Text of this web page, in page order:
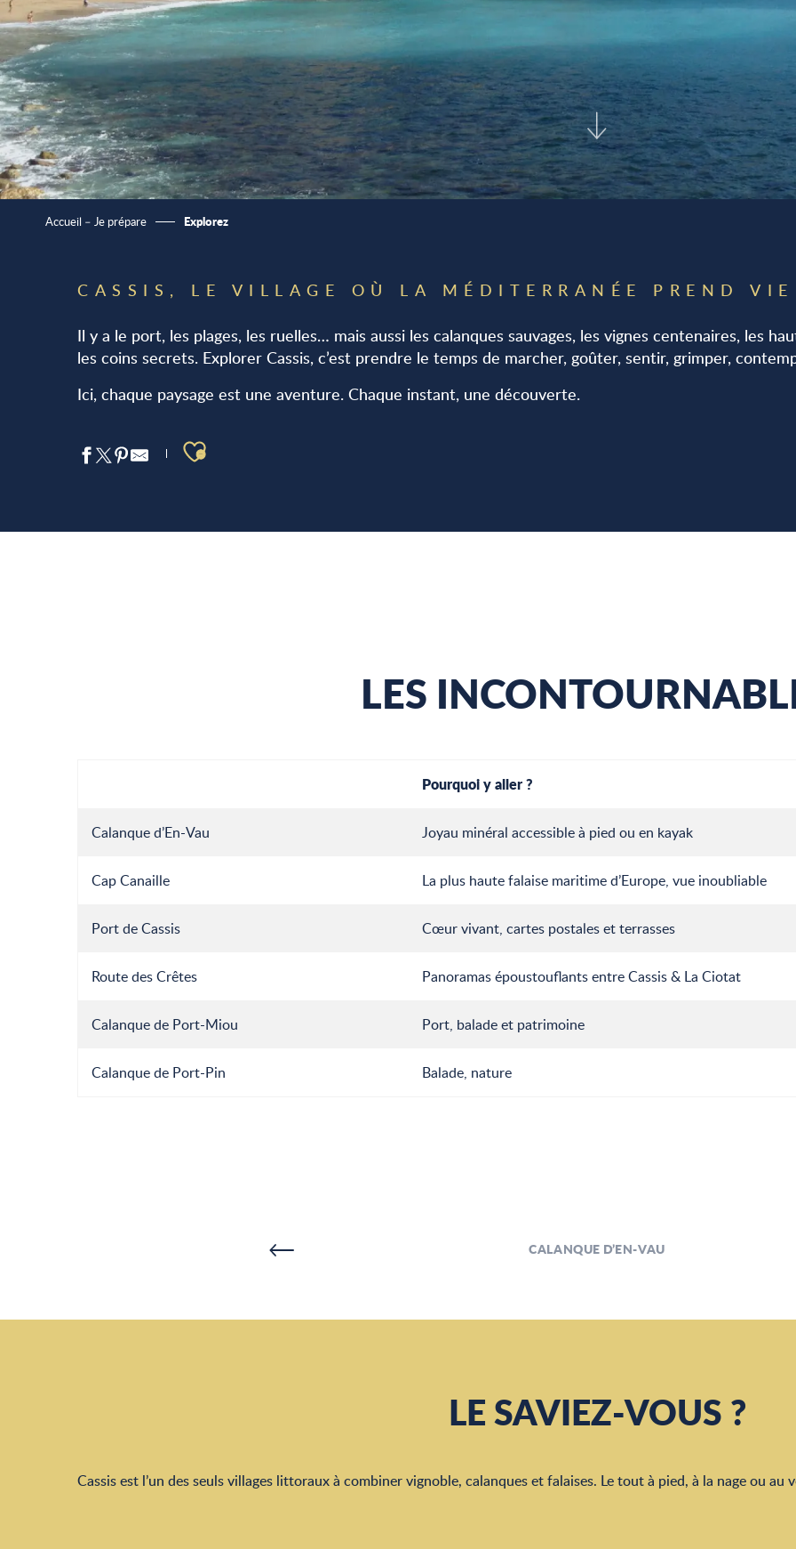
Accueil – Je prépare Explorez
CASSIS, LE VILLAGE OÙ LA MÉDITERRANÉE PREND VIE
Il y a le port, les plages, les ruelles… mais aussi les calanques sauvages, les vignes centenaires, les
les coins secrets. Explorer Cassis, c’est prendre le temps de marcher, goûter, sentir, grimper,
Ici, chaque paysage est une aventure. Chaque instant, une découverte.
Ajouter aux favoris
LES
Pourquoi y aller ?
Calanque d’En-Vau Joyau minéral accessible à pied ou en kayak
Cap Canaille La plus haute falaise maritime d’Europe, vue inoubliable
Port de Cassis Cœur vivant, cartes postales et terrasses
Route des Crêtes Panoramas époustouflants entre Cassis & La Ciotat
Calanque de Port-Miou Port, balade et patrimoine
Calanque de Port-Pin Balade, nature
CALANQUE D’EN-VAU
LE SAVIEZ-VOUS ?
Cassis est l’un des seuls villages littoraux à combiner vignoble, calanques et falaises. Le tout à pied, à la nage ou au